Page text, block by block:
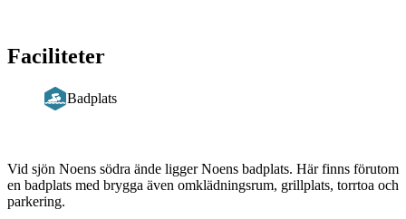
Faciliteter
Badplats
Vid sjön Noens södra ände ligger Noens badplats. Här finns förutom
en badplats med brygga även omklädningsrum, grillplats, torrtoa och
parkering.